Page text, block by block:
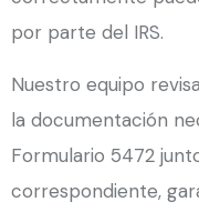
por parte del IRS.
Nuestro equipo
la documentación
Formulario 5472
correspondiente,